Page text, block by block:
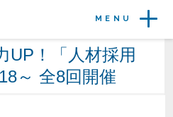
MENU
UP！「人材採用
～ 全8回開催